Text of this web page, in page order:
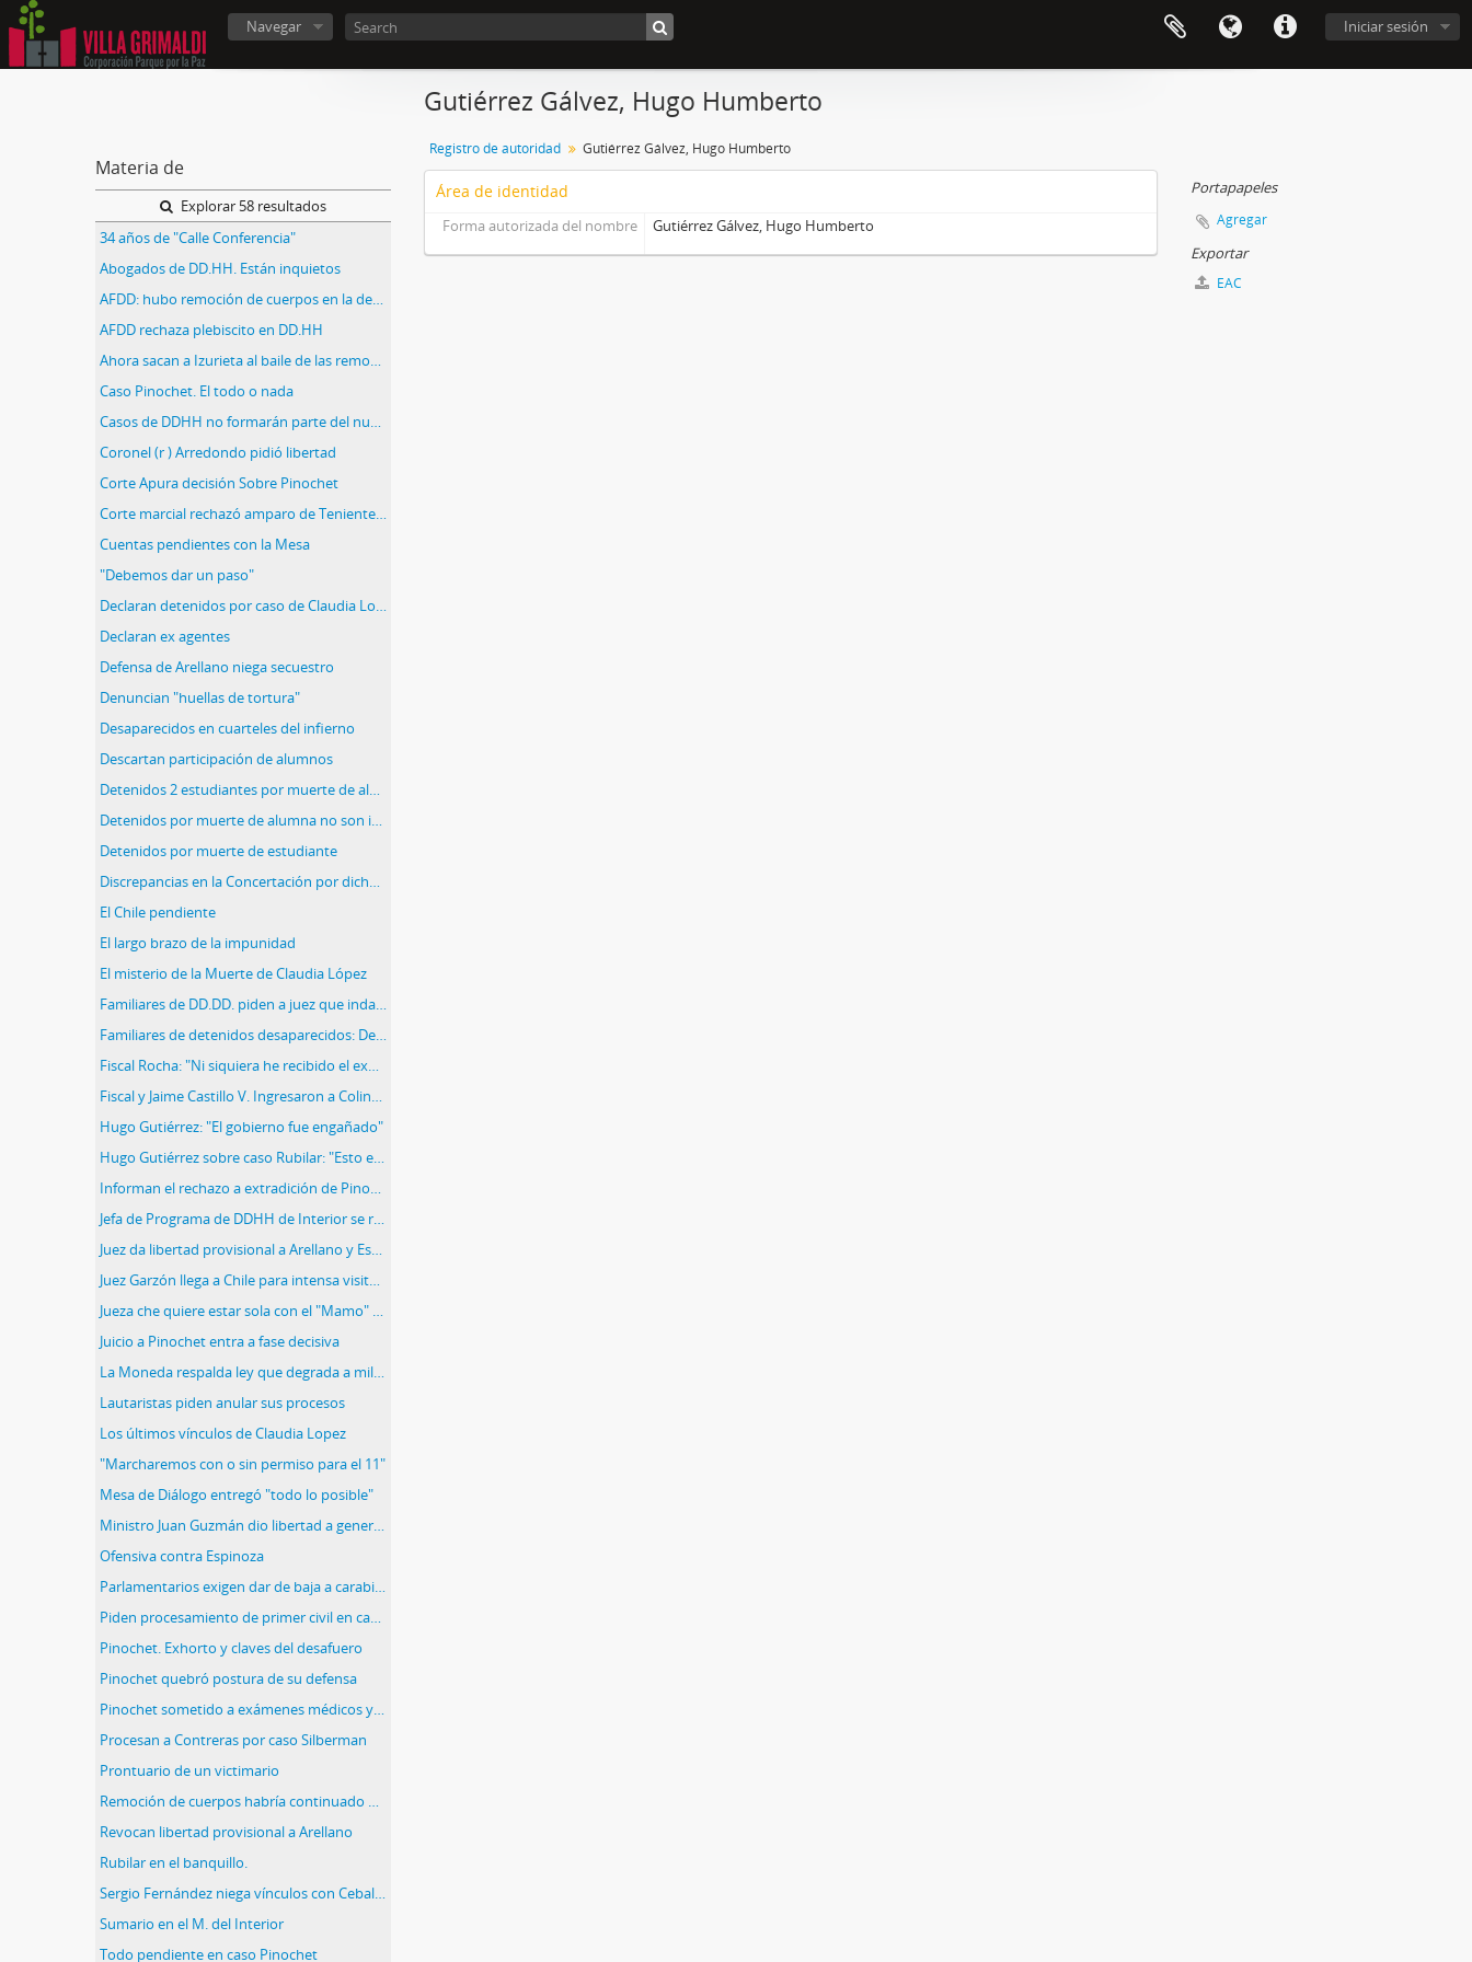
Iniciar sesión
Navegar
Materia de
Explorar 58 resultados
34 años de "Calle Conferencia"
Abogados de DD.HH. Están inquietos
AFDD: hubo remoción de cuerpos en la decada del 90
AFDD rechaza plebiscito en DD.HH
Ahora sacan a Izurieta al baile de las remociones
Caso Pinochet. El todo o nada
Casos de DDHH no formarán parte del nuevo sistema penal
Coronel (r ) Arredondo pidió libertad
Corte Apura decisión Sobre Pinochet
Corte marcial rechazó amparo de Teniente Coronel en Caso Albania
Cuentas pendientes con la Mesa
"Debemos dar un paso"
Declaran detenidos por caso de Claudia Lopez
Declaran ex agentes
Defensa de Arellano niega secuestro
Denuncian "huellas de tortura"
Desaparecidos en cuarteles del infierno
Descartan participación de alumnos
Detenidos 2 estudiantes por muerte de alumna
Detenidos por muerte de alumna no son inculpados
Detenidos por muerte de estudiante
Discrepancias en la Concertación por dichos del cardenal
El Chile pendiente
El largo brazo de la impunidad
El misterio de la Muerte de Claudia López
Familiares de DD.DD. piden a juez que indague supuesto nexo Rubilar-Contreras.
Familiares de detenidos desaparecidos: Desentierros ilegales se extendieron hasta despues de 1990.
Fiscal Rocha: "Ni siquiera he recibido el expediente
Fiscal y Jaime Castillo V. Ingresaron a Colina II
Hugo Gutiérrez: "El gobierno fue engañado"
Hugo Gutiérrez sobre caso Rubilar: "Esto es una maniobra de Manuel Contreras y su abogado"
Informan el rechazo a extradición de Pinochet
Jefa de Programa de DDHH de Interior se reunió con abogados de militares
Juez da libertad provisional a Arellano y Espinoza
Juez Garzón llega a Chile para intensa visita y se desata la polémica
Jueza che quiere estar sola con el "Mamo" y Espinoza
Juicio a Pinochet entra a fase decisiva
La Moneda respalda ley que degrada a militares condenados por DD.HH
Lautaristas piden anular sus procesos
Los últimos vínculos de Claudia Lopez
"Marcharemos con o sin permiso para el 11"
Mesa de Diálogo entregó "todo lo posible"
Ministro Juan Guzmán dio libertad a general (r ) Sergio Arellano Stark
Ofensiva contra Espinoza
Parlamentarios exigen dar de baja a carabinero acusado de asesinar a mapuche: Piden aclarar si se alteraron pruebas.
Piden procesamiento de primer civil en caso Comitiva Militar
Pinochet. Exhorto y claves del desafuero
Pinochet quebró postura de su defensa
Pinochet sometido a exámenes médicos y sicológicos
Procesan a Contreras por caso Silberman
Prontuario de un victimario
Remoción de cuerpos habría continuado después de 1990
Revocan libertad provisional a Arellano
Rubilar en el banquillo.
Sergio Fernández niega vínculos con Ceballos
Sumario en el M. del Interior
Todo pendiente en caso Pinochet
Gutiérrez Gálvez, Hugo Humberto
Registro de autoridad Gutiérrez Gálvez, Hugo Humberto
Área de identidad
Forma autorizada del nombre Gutiérrez Gálvez, Hugo Humberto
Portapapeles
Agregar
Exportar
EAC